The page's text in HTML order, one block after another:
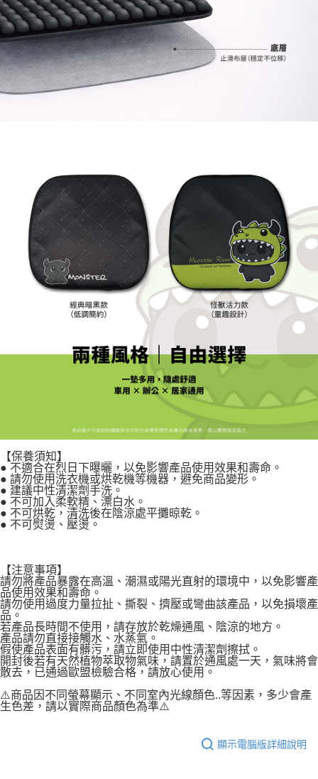
【保養須知】
● 不適合在烈日下曝曬，以免影響產品使用效果和壽命。
● 請勿使用洗衣機或烘乾機等機器，避免商品變形。
● 建議中性清潔劑手洗。
● 不可加入柔軟精、漂白水。
● 不可烘乾，清洗後在陰涼處平攤晾乾。
● 不可熨燙、壓燙。
【注意事項】
請勿將產品暴露在高溫、潮濕或陽光直射的環境中，以免影響產
品使用效果和壽命。
請勿使用過度力量拉扯、撕裂、擠壓或彎曲該產品，以免損壞產
品。
若產品長時間不使用，請存放於乾燥通風、陰涼的地方。
產品請勿直接接觸水、水蒸氣。
假使產品表面有髒污，請立即使用中性清潔劑擦拭。
開封後若有天然植物萃取物氣味，請置於通風處一天，氣味將會
散去，已通過歐盟檢驗合格，請放心使用。
⚠️商品因不同螢幕顯示、不同室內光線顏色..等因素，多少會產
生色差，請以實際商品顏色為準⚠️
顯示電腦版詳細說明